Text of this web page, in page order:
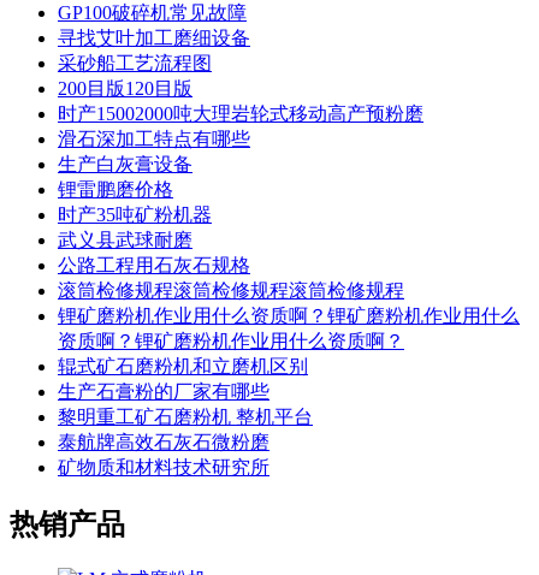
GP100破碎机常见故障
寻找艾叶加工磨细设备
采砂船工艺流程图
200目版120目版
时产15002000吨大理岩轮式移动高产预粉磨
滑石深加工特点有哪些
生产白灰膏设备
锂雷鹏磨价格
时产35吨矿粉机器
武义县武球耐磨
公路工程用石灰石规格
滚筒检修规程滚筒检修规程滚筒检修规程
锂矿磨粉机作业用什么资质啊？锂矿磨粉机作业用什么
资质啊？锂矿磨粉机作业用什么资质啊？
辊式矿石磨粉机和立磨机区别
生产石膏粉的厂家有哪些
黎明重工矿石磨粉机 整机平台
泰航牌高效石灰石微粉磨
矿物质和材料技术研究所
热销产品